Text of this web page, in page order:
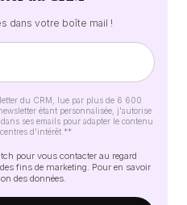
dans votre boîte mail !
du CRM, lue par plus de 6 600
étant personnalisée, j'autorise
ses emails pour adapter le contenu
d'intérêt.**
pour vous contacter au regard
fins de marketing. Pour en savoir
des données.